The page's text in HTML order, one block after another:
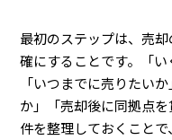
最初のステップは、売
確にすることです。「い
「いつまでに売りたい
か」「売却後に同拠点
件を整理しておくこと